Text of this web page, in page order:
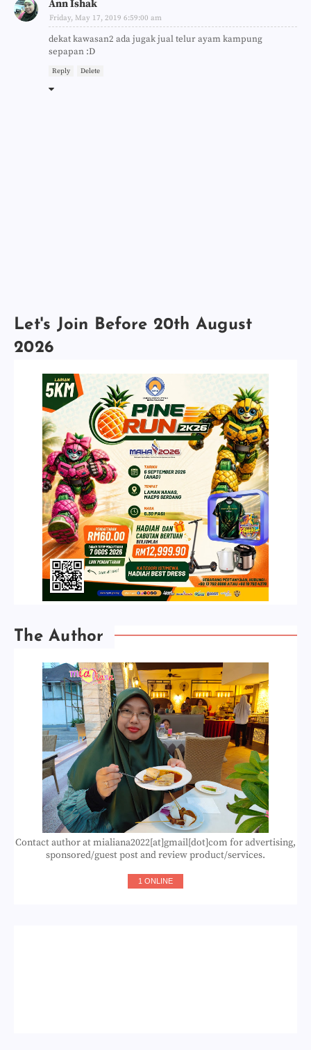
Ann Ishak
Friday, May 17, 2019 6:59:00 am
dekat kawasan2 ada jugak jual telur ayam kampung
sepapan :D
Reply Delete
Let's Join Before 20th August
2026
The Author
Contact author at mialiana2022[at]gmail[dot]com for advertising,
sponsored/guest post and review product/services.
1 ONLINE